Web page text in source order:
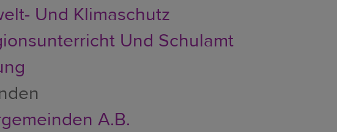
Und Klimaschutz
Und Schulamt
A.B.